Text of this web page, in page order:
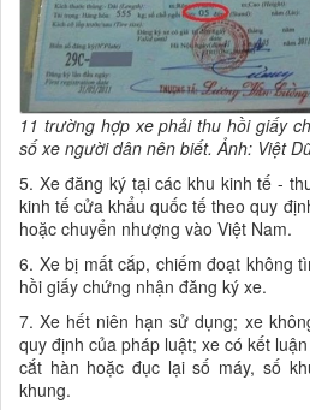
11 trường hợp xe phải thu hồi giấy
số xe người dân nên biết. Ảnh: Việt
5. Xe đăng ký tại các khu kinh tế -
kinh tế cửa khẩu quốc tế theo quy
hoặc chuyển nhượng vào Việt Nam.
6. Xe bị mất cắp, chiếm đoạt không
hồi giấy chứng nhận đăng ký xe.
7. Xe hết niên hạn sử dụng; xe
quy định của pháp luật; xe có kết
cắt hàn hoặc đục lại số máy, số
khung.